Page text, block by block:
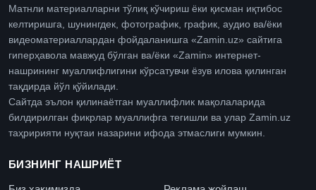
Матнли материалларни тўлиқ кўчириш ёки қисман иқтибос
келтиришга, шунингдек, фотографик, график, аудио ва/ёки
видеоматериаллардан фойдаланишга «Zamin.uz» сайтига
гиперҳавола мавжуд бўлган ва/ёки «Zamin» интернет-
нашрининг муаллифлигини кўрсатувчи ёзув илова қилинган
тақдирда йўл қўйилади.
Сайтда эълон қилинаётган муаллифлик мақолаларида
билдирилган фикрлар муаллифга тегишли ва улар Zamin.uz
таҳририяти нуқтаи назарини ифода этмаслиги мумкин.
БИЗНИНГ НАШРИЁТ